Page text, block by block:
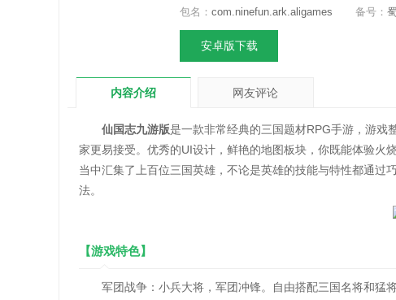
包名： com.ninefun.ark.aligames 备号：
安卓版下载
内容介绍 网友评论
仙国志九游版是一款非常经典的三国题材RPG手游，游戏
家更易接受。优秀的UI设计，鲜艳的地图板块，你既能体验火
当中汇集了上百位三国英雄，不论是英雄的技能与特性都通
法。
【游戏特色】
军团战争：小兵大将，军团冲锋。自由搭配三国名将和猛